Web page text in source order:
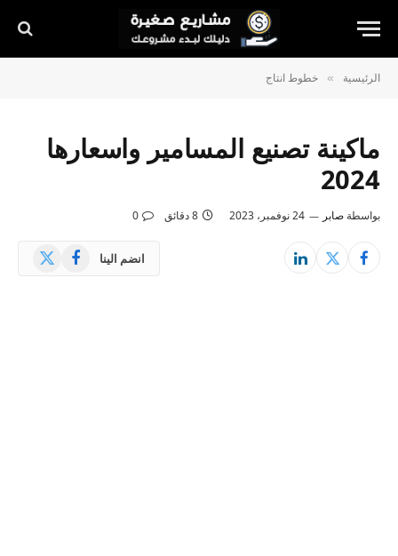
الرئيسية » خطوط انتاج
ماكينة تصنيع المسامير واسعارها
2024
بواسطة صابر 24 نوفمبر، 2023 8 دقائق 0
انضم الينا فيسبوك